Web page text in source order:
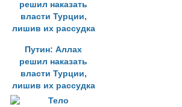
Путин: Аллах
решил наказать
власти Турции,
лишив их рассудка